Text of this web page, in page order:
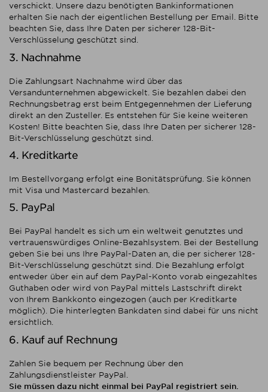
verschickt. Unsere dazu benötigten Bankinformationen
erhalten Sie nach der eigentlichen Bestellung per Email. Bitte
beachten Sie, dass Ihre Daten per sicherer 128-Bit-
Verschlüsselung geschützt sind.
3. Nachnahme
Die Zahlungsart Nachnahme wird über das
Versandunternehmen abgewickelt. Sie bezahlen dabei den
Rechnungsbetrag erst beim Entgegennehmen der Lieferung
direkt an den Zusteller. Es entstehen für Sie keine weiteren
Kosten! Bitte beachten Sie, dass Ihre Daten per sicherer 128-
Bit-Verschlüsselung geschützt sind.
4. Kreditkarte
Im Bestellvorgang erfolgt eine Bonitätsprüfung. Sie können
mit Visa und Mastercard bezahlen.
5. PayPal
Bei PayPal handelt es sich um ein weltweit genutztes und
vertrauenswürdiges Online-Bezahlsystem. Bei der Bestellung
geben Sie bei uns Ihre PayPal-Daten an, die per sicherer 128-
Bit-Verschlüsselung geschützt sind. Die Bezahlung erfolgt
entweder über ein auf dem PayPal-Konto vorab eingezahltes
Guthaben oder wird von PayPal mittels Lastschrift direkt
von Ihrem Bankkonto eingezogen (auch per Kreditkarte
möglich). Die hinterlegten Bankdaten sind dabei für uns nicht
ersichtlich.
6. Kauf auf Rechnung
Zahlen Sie bequem per Rechnung über den
Zahlungsdienstleister PayPal.
Sie müssen dazu nicht einmal bei PayPal registriert sein.